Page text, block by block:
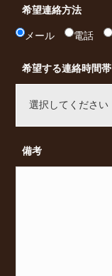
希望連絡方法
メール 電話
希望する連絡時間帯
備考